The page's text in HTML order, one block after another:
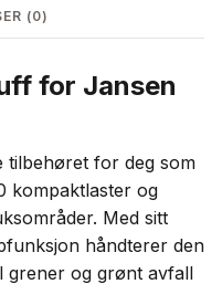
(0)
for Jansen
tilbehøret for deg som
kompaktlaster og
Med sitt
håndterer den
grener og grønt avfall